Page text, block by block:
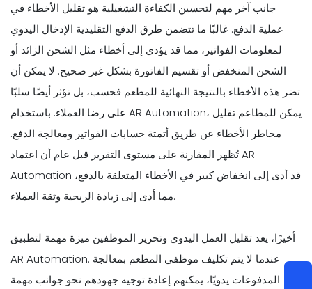
جانب آخر مهم لتحسين الكفاءة التشغيلية هو تقليل الأخطاء في
عملية الدفع. غالبًا ما تتضمن طرق الدفع التقليدية الإدخال اليدوي
لمعلومات الفواتير، مما قد يؤدي إلى أخطاء مثل الشحن الزائد أو
الشحن المنخفض أو تقسيم الفاتورة بشكل غير صحيح. لا يمكن أن
تضر هذه الأخطاء بالنتيجة النهائية للمطعم فحسب، بل تؤثر أيضًا سلبًا
على رضا العملاء. باستخدام AR Automation، يمكن للمطاعم تقليل
مخاطر الأخطاء عن طريق أتمتة حسابات الفواتير ومعالجة الدفع.
تُظهر المقارنة على مستوى التقرير قبل عام أن اعتماد AR
Automation قد أدى إلى انخفاض كبير في الأخطاء المتعلقة بالدفع،
مما أدى إلى زيادة الربحية وثقة العملاء.
أخيرًا، يعد تقليل العمل اليدوي وتحرير الموظفين ميزة مهمة لتطبيق
AR Automation. عندما لا يتم تكليف موظفي المطعم بمعالجة
المدفوعات يدويًا، يمكنهم إعادة توجيه جهودهم نحو جوانب مهمة